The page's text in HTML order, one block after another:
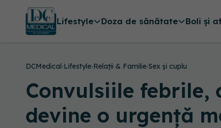
Lifestyle Doza de sănătate Boli și
DCMedical›Lifestyle›Relații & Familie›Sex și cuplu
Convulsiile febrile,
devine o urgență